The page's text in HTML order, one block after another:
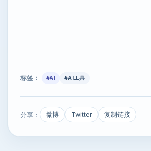
标签： #AI #AI工具
分享： 微博 Twitter 复制链接